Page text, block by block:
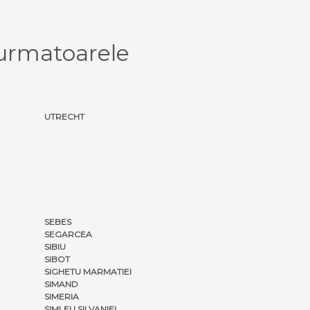
UTRECHT
SEBES
SEGARCEA
SIBIU
SIBOT
SIGHETU MARMATIEI
SIMAND
SIMERIA